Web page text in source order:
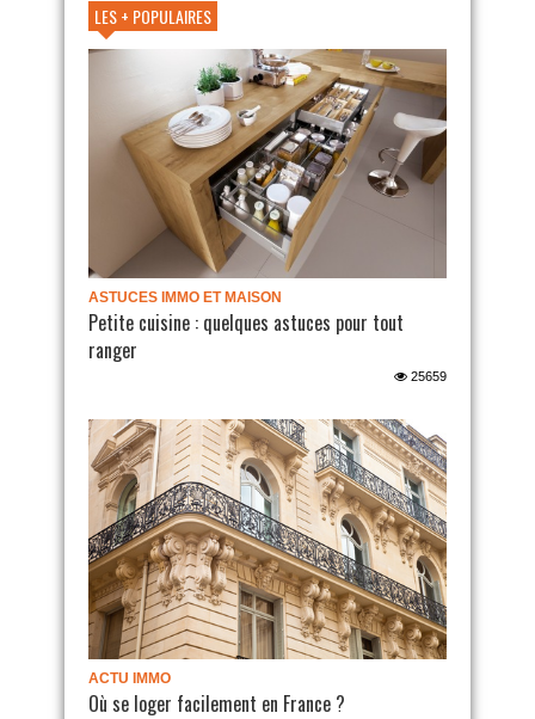
LES + POPULAIRES
ASTUCES IMMO ET MAISON
Petite cuisine : quelques astuces pour tout
ranger
25659
ACTU IMMO
Où se loger facilement en France ?